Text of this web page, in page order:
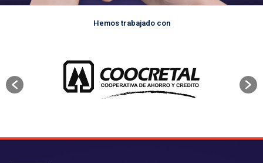
Hemos trabajado con